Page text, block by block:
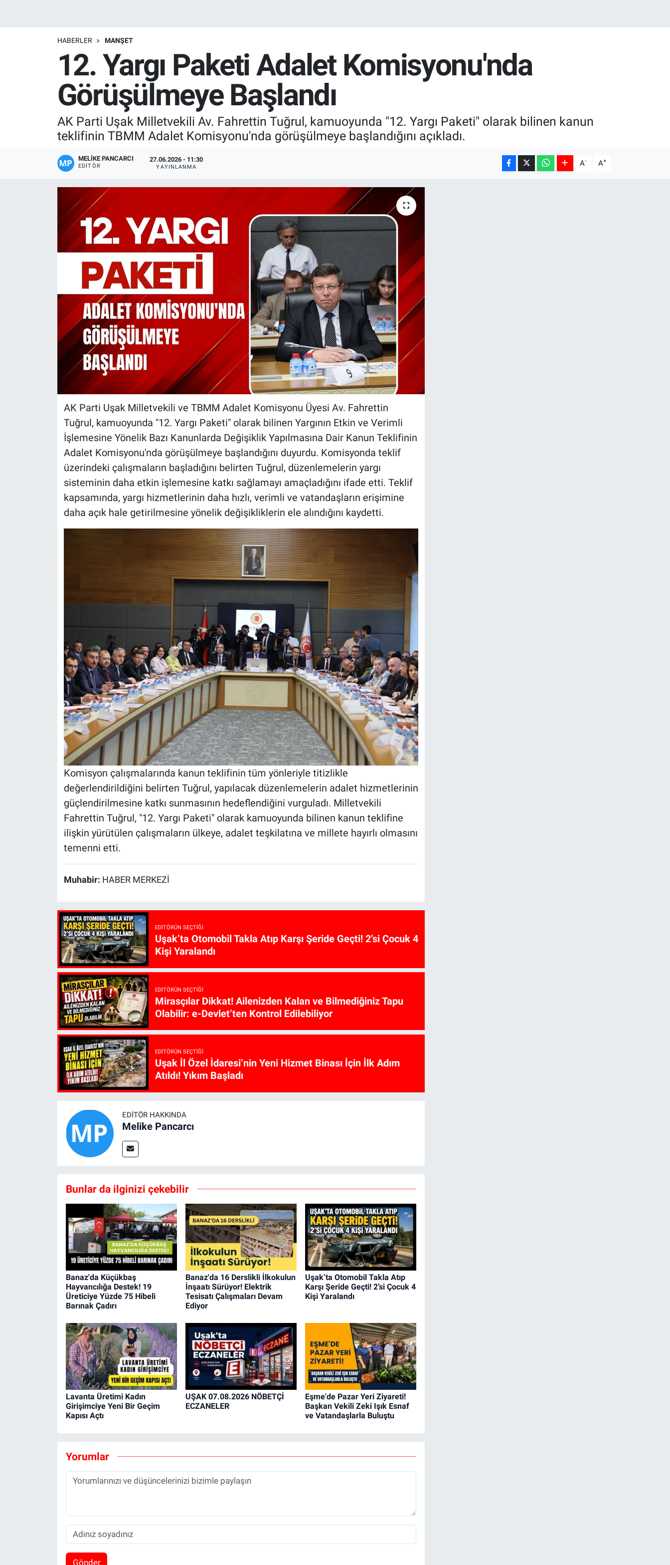
HABERLER MANŞET
12. Yargı Paketi Adalet Komisyonu'nda
Görüşülmeye Başlandı
AK Parti Uşak Milletvekili Av. Fahrettin Tuğrul, kamuoyunda "12. Yargı Paketi" olarak bilinen kanun
teklifinin TBMM Adalet Komisyonu'nda görüşülmeye başlandığını açıkladı.
MELIKE PANCARCI
EDITÖR
27.06.2026 - 11:30
YAYINLANMA A- A+
AK Parti Uşak Milletvekili ve TBMM Adalet Komisyonu Üyesi Av. Fahrettin
Tuğrul, kamuoyunda "12. Yargı Paketi" olarak bilinen Yargının Etkin ve Verimli
İşlemesine Yönelik Bazı Kanunlarda Değişiklik Yapılmasına Dair Kanun Teklifinin
Adalet Komisyonu'nda görüşülmeye başlandığını duyurdu. Komisyonda teklif
üzerindeki çalışmaların başladığını belirten Tuğrul, düzenlemelerin yargı
sisteminin daha etkin işlemesine katkı sağlamayı amaçladığını ifade etti. Teklif
kapsamında, yargı hizmetlerinin daha hızlı, verimli ve vatandaşların erişimine
daha açık hale getirilmesine yönelik değişikliklerin ele alındığını kaydetti.
Komisyon çalışmalarında kanun teklifinin tüm yönleriyle titizlikle
değerlendirildiğini belirten Tuğrul, yapılacak düzenlemelerin adalet hizmetlerinin
güçlendirilmesine katkı sunmasının hedeflendiğini vurguladı. Milletvekili
Fahrettin Tuğrul, "12. Yargı Paketi" olarak kamuoyunda bilinen kanun teklifine
ilişkin yürütülen çalışmaların ülkeye, adalet teşkilatına ve millete hayırlı olmasını
temenni etti.
Muhabir: HABER MERKEZİ
EDITÖRÜN SEÇTIĞI
Uşak’ta Otomobil Takla Atıp Karşı Şeride Geçti! 2’si Çocuk 4
Kişi Yaralandı
EDITÖRÜN SEÇTIĞI
Mirasçılar Dikkat! Ailenizden Kalan ve Bilmediğiniz Tapu
Olabilir: e-Devlet’ten Kontrol Edilebiliyor
EDITÖRÜN SEÇTIĞI
Uşak İl Özel İdaresi’nin Yeni Hizmet Binası İçin İlk Adım
Atıldı! Yıkım Başladı
EDITÖR HAKKINDA
Melike Pancarcı
Bunlar da ilginizi çekebilir
Banaz'da Küçükbaş
Hayvancılığa Destek! 19
Üreticiye Yüzde 75 Hibeli
Barınak Çadırı
Banaz'da 16 Derslikli İlkokulun
İnşaatı Sürüyor! Elektrik
Tesisatı Çalışmaları Devam
Ediyor
Uşak’ta Otomobil Takla Atıp
Karşı Şeride Geçti! 2’si Çocuk 4
Kişi Yaralandı
Lavanta Üretimi Kadın
Girişimciye Yeni Bir Geçim
Kapısı Açtı
UŞAK 07.08.2026 NÖBETÇİ
ECZANELER
Eşme'de Pazar Yeri Ziyareti!
Başkan Vekili Zeki Işık Esnaf
ve Vatandaşlarla Buluştu
Yorumlar
Gönder
Resmi İlanlar
Son Dakika